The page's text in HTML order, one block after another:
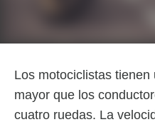
Los motociclistas tienen
mayor que los
cuatro ruedas. La